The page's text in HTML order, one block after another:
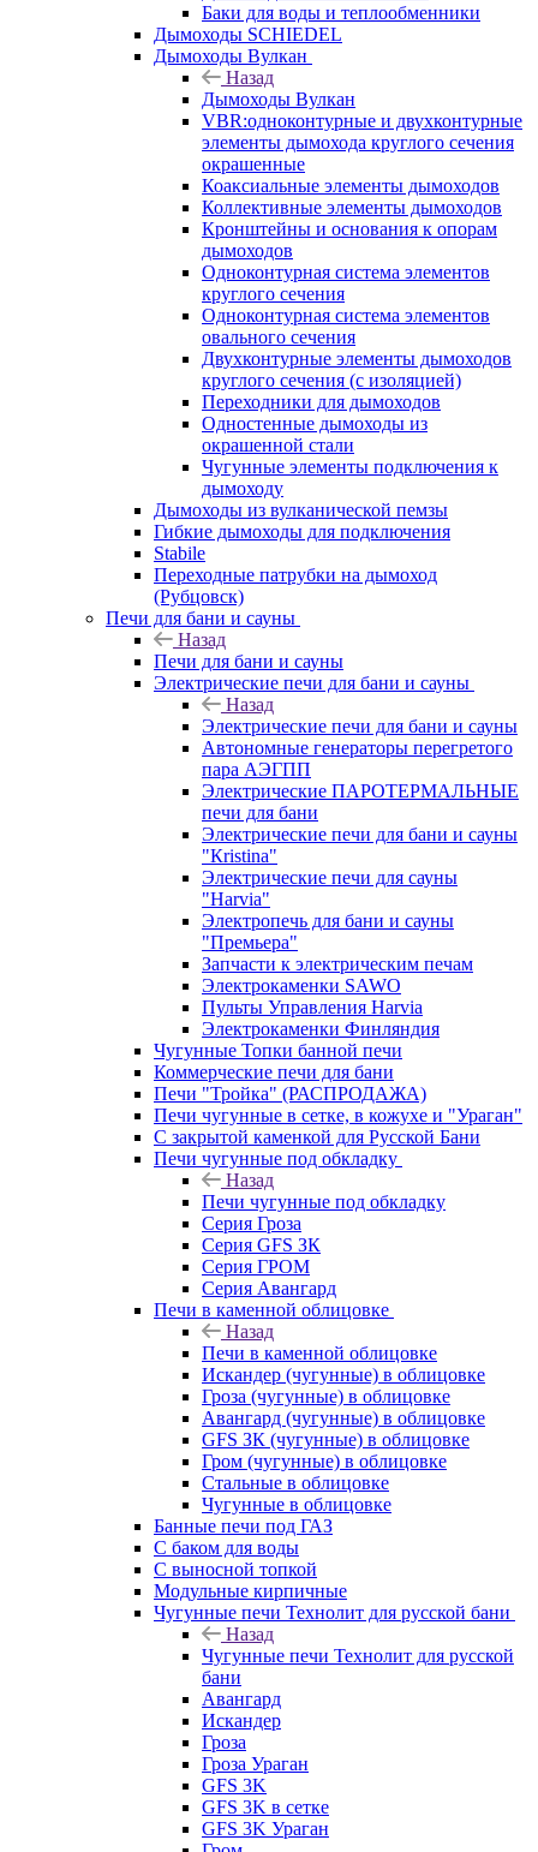
Баки для воды и теплообменники
Дымоходы SCHIEDEL
Дымоходы Вулкан
Назад
Дымоходы Вулкан
VBR:одноконтурные и двухконтурные
элементы дымохода круглого сечения
окрашенные
Коаксиальные элементы дымоходов
Коллективные элементы дымоходов
Кронштейны и основания к опорам
дымоходов
Одноконтурная система элементов
круглого сечения
Одноконтурная система элементов
овального сечения
Двухконтурные элементы дымоходов
круглого сечения (с изоляцией)
Переходники для дымоходов
Одностенные дымоходы из
окрашенной стали
Чугунные элементы подключения к
дымоходу
Дымоходы из вулканической пемзы
Гибкие дымоходы для подключения
Stabile
Переходные патрубки на дымоход
(Рубцовск)
Печи для бани и сауны
Назад
Печи для бани и сауны
Электрические печи для бани и сауны
Назад
Электрические печи для бани и сауны
Автономные генераторы перегретого
пара АЭГПП
Электрические ПАРОТЕРМАЛЬНЫЕ
печи для бани
Электрические печи для бани и сауны
"Кristina"
Электрические печи для сауны
"Harvia"
Электропечь для бани и сауны
"Премьера"
Запчасти к электрическим печам
Электрокаменки SAWO
Пульты Управления Harvia
Электрокаменки Финляндия
Чугунные Топки банной печи
Коммерческие печи для бани
Печи "Тройка" (РАСПРОДАЖА)
Печи чугунные в сетке, в кожухе и "Ураган"
С закрытой каменкой для Русской Бани
Печи чугунные под обкладку
Назад
Печи чугунные под обкладку
Серия Гроза
Серия GFS ЗК
Серия ГРОМ
Серия Авангард
Печи в каменной облицовке
Назад
Печи в каменной облицовке
Искандер (чугунные) в облицовке
Гроза (чугунные) в облицовке
Авангард (чугунные) в облицовке
GFS ЗК (чугунные) в облицовке
Гром (чугунные) в облицовке
Стальные в облицовке
Чугунные в облицовке
Банные печи под ГАЗ
С баком для воды
С выносной топкой
Модульные кирпичные
Чугунные печи Технолит для русской бани
Назад
Чугунные печи Технолит для русской
бани
Авангард
Искандер
Гроза
Гроза Ураган
GFS 3K
GFS 3K в сетке
GFS 3K Ураган